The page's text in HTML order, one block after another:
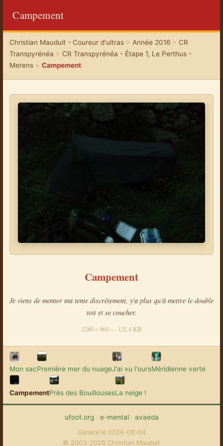
Campement
Christian Mauduit - Coureur d'ultras> Année 2016> CR
Transpyrénéa > CR Transpyrénéa - Étape 1, Le Perthus -
Merens> Campement
Campement
Je viens de monter ma tente discrètement, y'a plus qu'à mettre le double
toit et se coucher.
1280 × 960 — 121.4 KB
Mon sacPremière mer du nuageJ'ai vu l'oursMéridienne verte
CampementPrès des BouillousesLa neige !
ufoot.org· e-mental· avaeda
Généré le 2026-08-04
© 2003-2026 Christian Mauduit